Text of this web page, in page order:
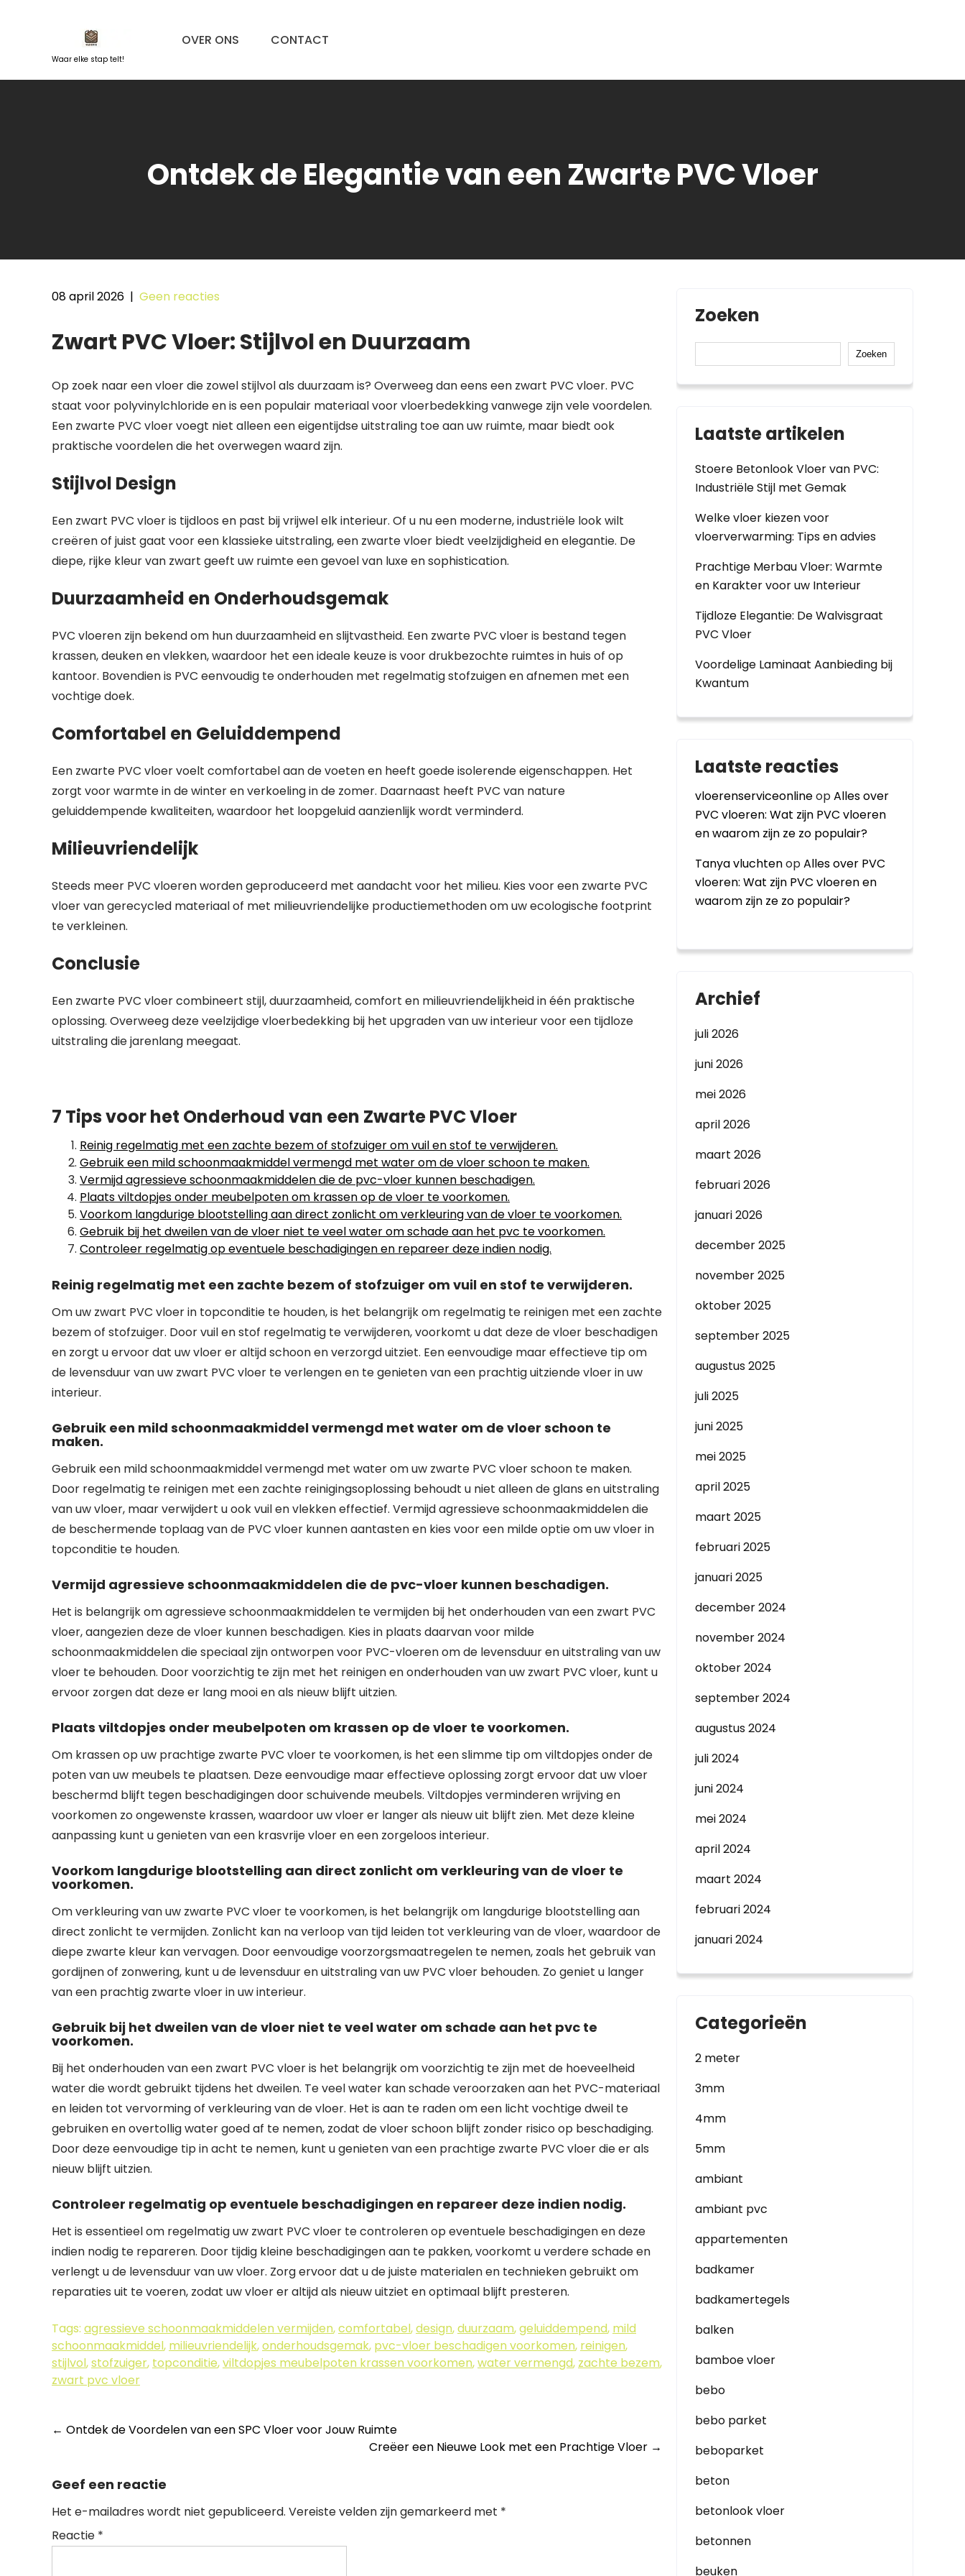
Waar elke stap telt!
OVER ONS CONTACT
Ontdek de Elegantie van een Zwarte PVC Vloer
08 april 2026 | Geen reacties
Zwart PVC Vloer: Stijlvol en Duurzaam
Op zoek naar een vloer die zowel stijlvol als duurzaam is? Overweeg dan eens een zwart PVC vloer. PVC
staat voor polyvinylchloride en is een populair materiaal voor vloerbedekking vanwege zijn vele voordelen.
Een zwarte PVC vloer voegt niet alleen een eigentijdse uitstraling toe aan uw ruimte, maar biedt ook
praktische voordelen die het overwegen waard zijn.
Stijlvol Design
Een zwart PVC vloer is tijdloos en past bij vrijwel elk interieur. Of u nu een moderne, industriële look wilt
creëren of juist gaat voor een klassieke uitstraling, een zwarte vloer biedt veelzijdigheid en elegantie. De
diepe, rijke kleur van zwart geeft uw ruimte een gevoel van luxe en sophistication.
Duurzaamheid en Onderhoudsgemak
PVC vloeren zijn bekend om hun duurzaamheid en slijtvastheid. Een zwarte PVC vloer is bestand tegen
krassen, deuken en vlekken, waardoor het een ideale keuze is voor drukbezochte ruimtes in huis of op
kantoor. Bovendien is PVC eenvoudig te onderhouden met regelmatig stofzuigen en afnemen met een
vochtige doek.
Comfortabel en Geluiddempend
Een zwarte PVC vloer voelt comfortabel aan de voeten en heeft goede isolerende eigenschappen. Het
zorgt voor warmte in de winter en verkoeling in de zomer. Daarnaast heeft PVC van nature
geluiddempende kwaliteiten, waardoor het loopgeluid aanzienlijk wordt verminderd.
Milieuvriendelijk
Steeds meer PVC vloeren worden geproduceerd met aandacht voor het milieu. Kies voor een zwarte PVC
vloer van gerecycled materiaal of met milieuvriendelijke productiemethoden om uw ecologische footprint
te verkleinen.
Conclusie
Een zwarte PVC vloer combineert stijl, duurzaamheid, comfort en milieuvriendelijkheid in één praktische
oplossing. Overweeg deze veelzijdige vloerbedekking bij het upgraden van uw interieur voor een tijdloze
uitstraling die jarenlang meegaat.
7 Tips voor het Onderhoud van een Zwarte PVC Vloer
Reinig regelmatig met een zachte bezem of stofzuiger om vuil en stof te verwijderen.
Gebruik een mild schoonmaakmiddel vermengd met water om de vloer schoon te maken.
Vermijd agressieve schoonmaakmiddelen die de pvc-vloer kunnen beschadigen.
Plaats viltdopjes onder meubelpoten om krassen op de vloer te voorkomen.
Voorkom langdurige blootstelling aan direct zonlicht om verkleuring van de vloer te voorkomen.
Gebruik bij het dweilen van de vloer niet te veel water om schade aan het pvc te voorkomen.
Controleer regelmatig op eventuele beschadigingen en repareer deze indien nodig.
Reinig regelmatig met een zachte bezem of stofzuiger om vuil en stof te verwijderen.
Om uw zwart PVC vloer in topconditie te houden, is het belangrijk om regelmatig te reinigen met een zachte
bezem of stofzuiger. Door vuil en stof regelmatig te verwijderen, voorkomt u dat deze de vloer beschadigen
en zorgt u ervoor dat uw vloer er altijd schoon en verzorgd uitziet. Een eenvoudige maar effectieve tip om
de levensduur van uw zwart PVC vloer te verlengen en te genieten van een prachtig uitziende vloer in uw
interieur.
Gebruik een mild schoonmaakmiddel vermengd met water om de vloer schoon te
maken.
Gebruik een mild schoonmaakmiddel vermengd met water om uw zwarte PVC vloer schoon te maken.
Door regelmatig te reinigen met een zachte reinigingsoplossing behoudt u niet alleen de glans en uitstraling
van uw vloer, maar verwijdert u ook vuil en vlekken effectief. Vermijd agressieve schoonmaakmiddelen die
de beschermende toplaag van de PVC vloer kunnen aantasten en kies voor een milde optie om uw vloer in
topconditie te houden.
Vermijd agressieve schoonmaakmiddelen die de pvc-vloer kunnen beschadigen.
Het is belangrijk om agressieve schoonmaakmiddelen te vermijden bij het onderhouden van een zwart PVC
vloer, aangezien deze de vloer kunnen beschadigen. Kies in plaats daarvan voor milde
schoonmaakmiddelen die speciaal zijn ontworpen voor PVC-vloeren om de levensduur en uitstraling van uw
vloer te behouden. Door voorzichtig te zijn met het reinigen en onderhouden van uw zwart PVC vloer, kunt u
ervoor zorgen dat deze er lang mooi en als nieuw blijft uitzien.
Plaats viltdopjes onder meubelpoten om krassen op de vloer te voorkomen.
Om krassen op uw prachtige zwarte PVC vloer te voorkomen, is het een slimme tip om viltdopjes onder de
poten van uw meubels te plaatsen. Deze eenvoudige maar effectieve oplossing zorgt ervoor dat uw vloer
beschermd blijft tegen beschadigingen door schuivende meubels. Viltdopjes verminderen wrijving en
voorkomen zo ongewenste krassen, waardoor uw vloer er langer als nieuw uit blijft zien. Met deze kleine
aanpassing kunt u genieten van een krasvrije vloer en een zorgeloos interieur.
Voorkom langdurige blootstelling aan direct zonlicht om verkleuring van de vloer te
voorkomen.
Om verkleuring van uw zwarte PVC vloer te voorkomen, is het belangrijk om langdurige blootstelling aan
direct zonlicht te vermijden. Zonlicht kan na verloop van tijd leiden tot verkleuring van de vloer, waardoor de
diepe zwarte kleur kan vervagen. Door eenvoudige voorzorgsmaatregelen te nemen, zoals het gebruik van
gordijnen of zonwering, kunt u de levensduur en uitstraling van uw PVC vloer behouden. Zo geniet u langer
van een prachtig zwarte vloer in uw interieur.
Gebruik bij het dweilen van de vloer niet te veel water om schade aan het pvc te
voorkomen.
Bij het onderhouden van een zwart PVC vloer is het belangrijk om voorzichtig te zijn met de hoeveelheid
water die wordt gebruikt tijdens het dweilen. Te veel water kan schade veroorzaken aan het PVC-materiaal
en leiden tot vervorming of verkleuring van de vloer. Het is aan te raden om een licht vochtige dweil te
gebruiken en overtollig water goed af te nemen, zodat de vloer schoon blijft zonder risico op beschadiging.
Door deze eenvoudige tip in acht te nemen, kunt u genieten van een prachtige zwarte PVC vloer die er als
nieuw blijft uitzien.
Controleer regelmatig op eventuele beschadigingen en repareer deze indien nodig.
Het is essentieel om regelmatig uw zwart PVC vloer te controleren op eventuele beschadigingen en deze
indien nodig te repareren. Door tijdig kleine beschadigingen aan te pakken, voorkomt u verdere schade en
verlengt u de levensduur van uw vloer. Zorg ervoor dat u de juiste materialen en technieken gebruikt om
reparaties uit te voeren, zodat uw vloer er altijd als nieuw uitziet en optimaal blijft presteren.
Tags: agressieve schoonmaakmiddelen vermijden,comfortabel,design,duurzaam,geluiddempend, mild
schoonmaakmiddel, milieuvriendelijk,onderhoudsgemak, pvc-vloer beschadigen voorkomen, reinigen,
stijlvol,stofzuiger, topconditie,viltdopjes meubelpoten krassen voorkomen,water vermengd, zachte bezem,
zwart pvc vloer
Berichtnavigatie
← Ontdek de Voordelen van een SPC Vloer voor Jouw Ruimte
Creëer een Nieuwe Look met een Prachtige Vloer →
Geef een reactie
Het e-mailadres wordt niet gepubliceerd. Vereiste velden zijn gemarkeerd met *
Reactie *
Zoeken
Zoeken
Laatste artikelen
Stoere Betonlook Vloer van PVC:
Industriële Stijl met Gemak
Welke vloer kiezen voor
vloerverwarming: Tips en advies
Prachtige Merbau Vloer: Warmte
en Karakter voor uw Interieur
Tijdloze Elegantie: De Walvisgraat
PVC Vloer
Voordelige Laminaat Aanbieding bij
Kwantum
Laatste reacties
vloerenserviceonlineopAlles over
PVC vloeren: Wat zijn PVC vloeren
en waarom zijn ze zo populair?
Tanya vluchtenopAlles over PVC
vloeren: Wat zijn PVC vloeren en
waarom zijn ze zo populair?
Archief
juli 2026
juni 2026
mei 2026
april 2026
maart 2026
februari 2026
januari 2026
december 2025
november 2025
oktober 2025
september 2025
augustus 2025
juli 2025
juni 2025
mei 2025
april 2025
maart 2025
februari 2025
januari 2025
december 2024
november 2024
oktober 2024
september 2024
augustus 2024
juli 2024
juni 2024
mei 2024
april 2024
maart 2024
februari 2024
januari 2024
Categorieën
2 meter
3mm
4mm
5mm
ambiant
ambiant pvc
appartementen
badkamer
badkamertegels
balken
bamboe vloer
bebo
bebo parket
beboparket
beton
betonlook vloer
betonnen
beuken